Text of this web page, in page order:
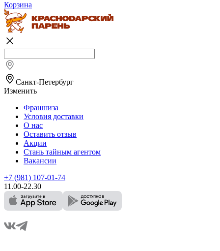
Корзина
Санкт-Петербург
Изменить
Франшиза
Условия доставки
О нас
Оставить отзыв
Акции
Стань тайным агентом
Вакансии
+7 (981) 107-01-74
11.00-22.30